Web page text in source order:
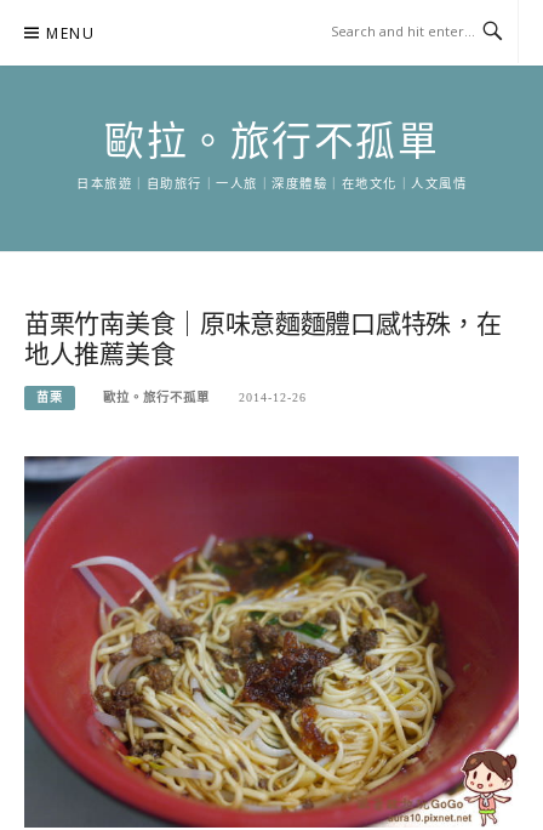
content
MENU
歐拉。旅行不孤單
日本旅遊｜自助旅行｜一人旅｜深度體驗｜在地文化｜人文風情
苗栗竹南美食｜原味意麵麵體口感特殊，在
地人推薦美食
苗栗 歐拉。旅行不孤單 2014-12-26